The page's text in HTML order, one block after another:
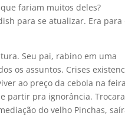
fariam muitos deles?
para se atualizar. Era para
Seu pai, rabino em uma
os assuntos. Crises
ao preço da cebola na feira
partir pra ignorância.
do velho Pinchas,